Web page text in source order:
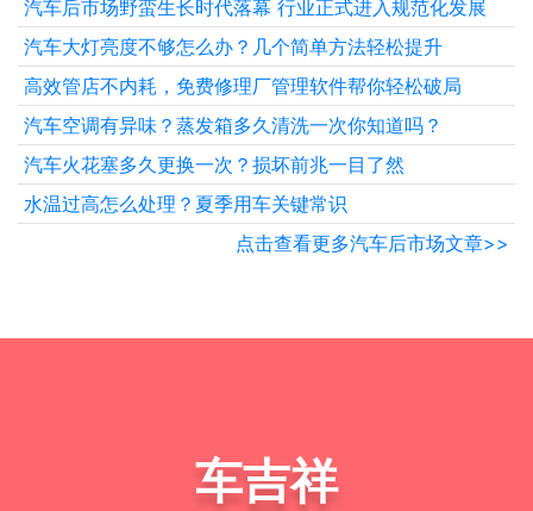
汽车后市场野蛮生长时代落幕 行业正式进入规范化发展
汽车大灯亮度不够怎么办？几个简单方法轻松提升
高效管店不内耗，免费修理厂管理软件帮你轻松破局
汽车空调有异味？蒸发箱多久清洗一次你知道吗？
汽车火花塞多久更换一次？损坏前兆一目了然
水温过高怎么处理？夏季用车关键常识
点击查看更多汽车后市场文章>>
车吉祥